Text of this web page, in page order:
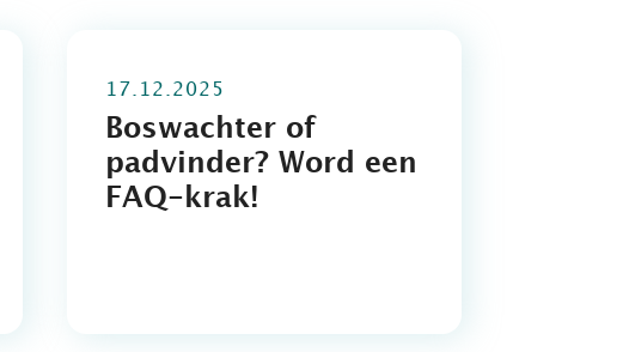
17.12.2025
Boswachter of
padvinder? Word een
FAQ-krak!